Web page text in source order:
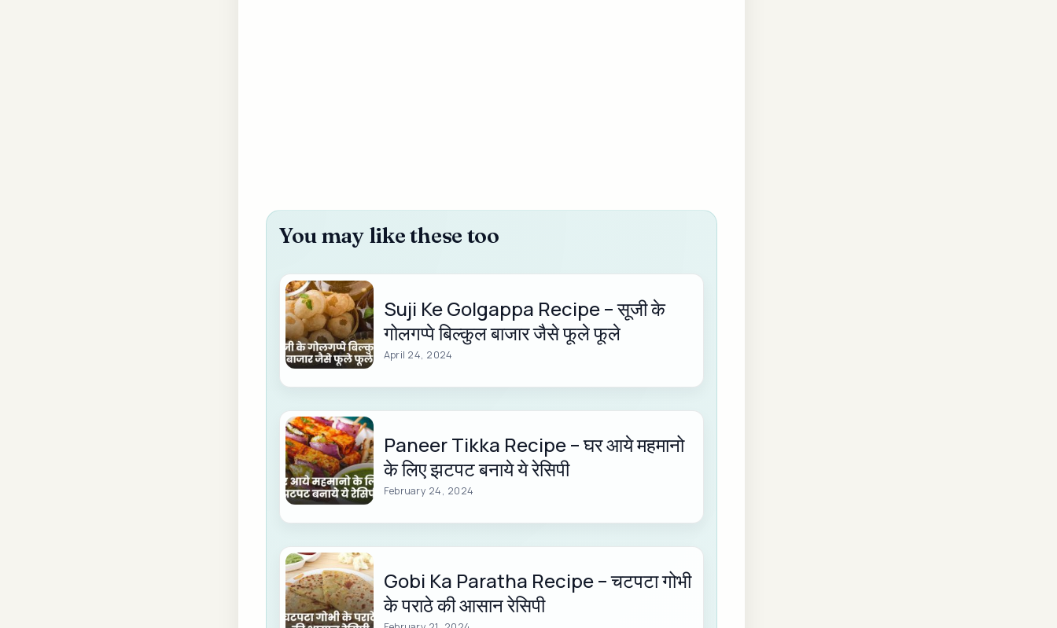
You may like these too
Suji Ke Golgappa Recipe – सूजी के
गोलगप्पे बिल्कुल बाजार जैसे फूले फूले
April 24, 2024
Paneer Tikka Recipe – घर आये महमानो
के लिए झटपट बनाये ये रेसिपी
February 24, 2024
Gobi Ka Paratha Recipe – चटपटा गोभी
के पराठे की आसान रेसिपी